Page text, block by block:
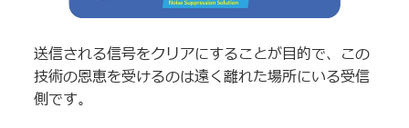
送信される信号をクリアにすることが目的で、この
技術の恩恵を受けるのは遠く離れた場所にいる受信
側です。